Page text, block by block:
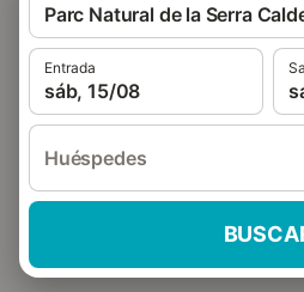
Parc Natural de la Serra
Entrada
sáb, 15/08
Huéspedes